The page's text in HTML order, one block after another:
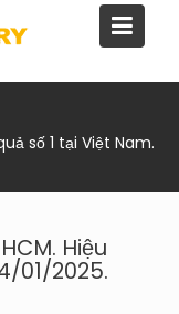
số 1 tại Việt Nam.
Hiệu
01/2025.